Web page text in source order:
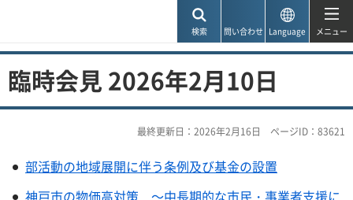
検索 問い合わせ Language メニュー
臨時会見 2026年2月10日
最終更新日：2026年2月16日 ページID：83621
部活動の地域展開に伴う条例及び基金の設置
神戸市の物価高対策 ～中長期的な市民・事業者支援に